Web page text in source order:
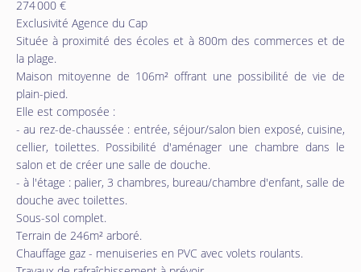
274 000 €
Exclusivité Agence du Cap
Située à proximité des écoles et à 800m des commerces et de
la plage.
Maison mitoyenne de 106m² offrant une possibilité de vie de
plain-pied.
Elle est composée :
- au rez-de-chaussée : entrée, séjour/salon bien exposé, cuisine,
cellier, toilettes. Possibilité d'aménager une chambre dans le
salon et de créer une salle de douche.
- à l'étage : palier, 3 chambres, bureau/chambre d'enfant, salle de
douche avec toilettes.
Sous-sol complet.
Terrain de 246m² arboré.
Chauffage gaz - menuiseries en PVC avec volets roulants.